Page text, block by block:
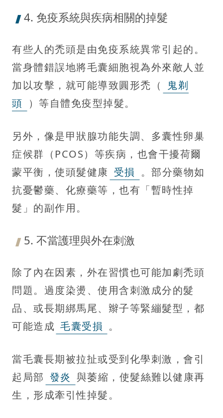
4. 免疫系統與疾病相關的掉髮
有些人的禿頭是由免疫系統異常引起的。
當身體錯誤地將毛囊細胞視為外來敵人並
加以攻擊，就可能導致圓形禿（
鬼剃
頭 ）等自體免疫型掉髮。
另外，像是甲狀腺功能失調、多囊性卵巢
症候群（PCOS）等疾病，也會干擾荷爾
蒙平衡，使頭髮健康 受損
。部分藥物如
抗憂鬱藥、化療藥等，也有「暫時性掉
髮」的副作用。
5. 不當護理與外在刺激
除了內在因素，外在習慣也可能加劇禿頭
問題。過度染燙、使用含刺激成分的髮
品、或長期綁馬尾、辮子等緊繃髮型，都
可能造成 毛囊受損 。
當毛囊長期被拉扯或受到化學刺激，會引
起局部 發炎 與萎縮，使髮絲難以健康再
生，形成牽引性掉髮。